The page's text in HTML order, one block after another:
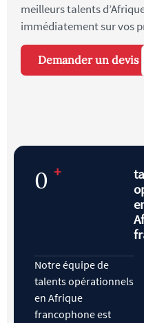
meilleurs talents
immédiatement sur vos
Demander un devis
0 +
Notre équipe de
talents opérationnels
en Afrique
francophone est